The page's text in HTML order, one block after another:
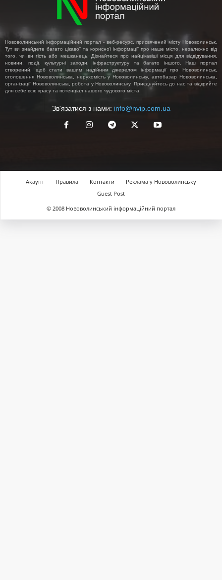
Нововолинський інформаційний портал - веб-ресурс, присвячений місту Нововолинськ.
Тут ви знайдете багато цікавої та корисної інформації про наше місто, незалежно від
того, чи ви гість або мешканець. Дізнайтеся про найцікавіші місця для відвідування,
новини, події, культурні заходи, інфраструктуру та багато іншого. Наш портал
створений, щоб стати вашим надійним джерелом інформації про Нововолинськ,
оголошення Нововолинська, нерухомість у Нововолинську, автобазар Нововолинська,
організації Нововолинська, робота у Нововолинську. Приєднуйтесь до нас та відкрийте
для себе всю красу та потенціал нашого чудового міста.
Зв'язатися з нами: info@nvip.com.ua
Акаунт Правила Контакти
Реклама у Нововолинську
Guest Post
© 2008 Нововолинський інформаційний портал